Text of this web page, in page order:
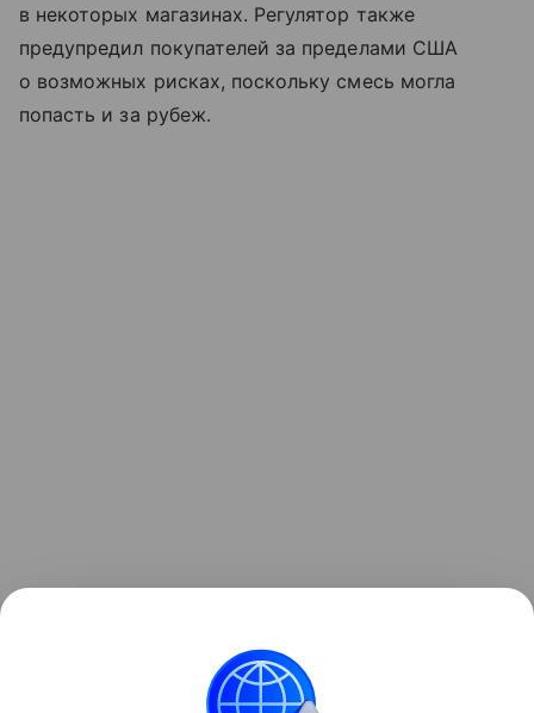
в некоторых магазинах. Регулятор также
предупредил покупателей за пределами США
о возможных рисках, поскольку смесь могла
попасть и за рубеж.
родители двух заболевших детей намерены
подать в суд на производителя.